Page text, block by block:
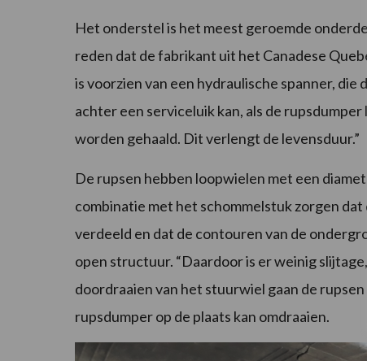
Het onderstel is het meest geroemde
reden dat de fabrikant uit het Canadese
is voorzien van een hydraulische spanner,
achter een serviceluik kan, als de
worden gehaald. Dit verlengt de levensduur.”
De rupsen hebben loopwielen met een
combinatie met het schommelstuk zorgen
verdeeld en dat de contouren van de
open structuur. “Daardoor is er weinig
doordraaien van het stuurwiel gaan de
rupsdumper op de plaats kan omdraaien.